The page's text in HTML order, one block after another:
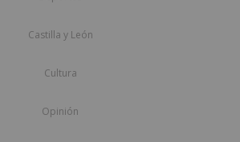
Castilla y León
Cultura
Opinión